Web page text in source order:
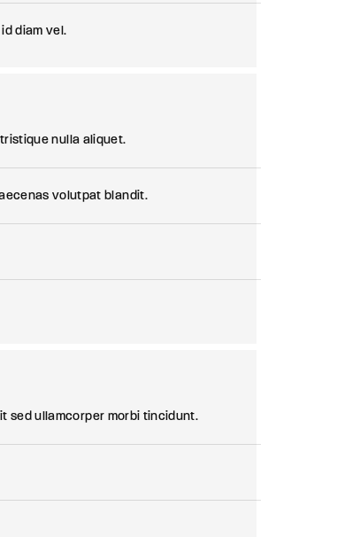
diam vel.
nulla aliquet.
volutpat blandit.
sed ullamcorper morbi tincidunt.